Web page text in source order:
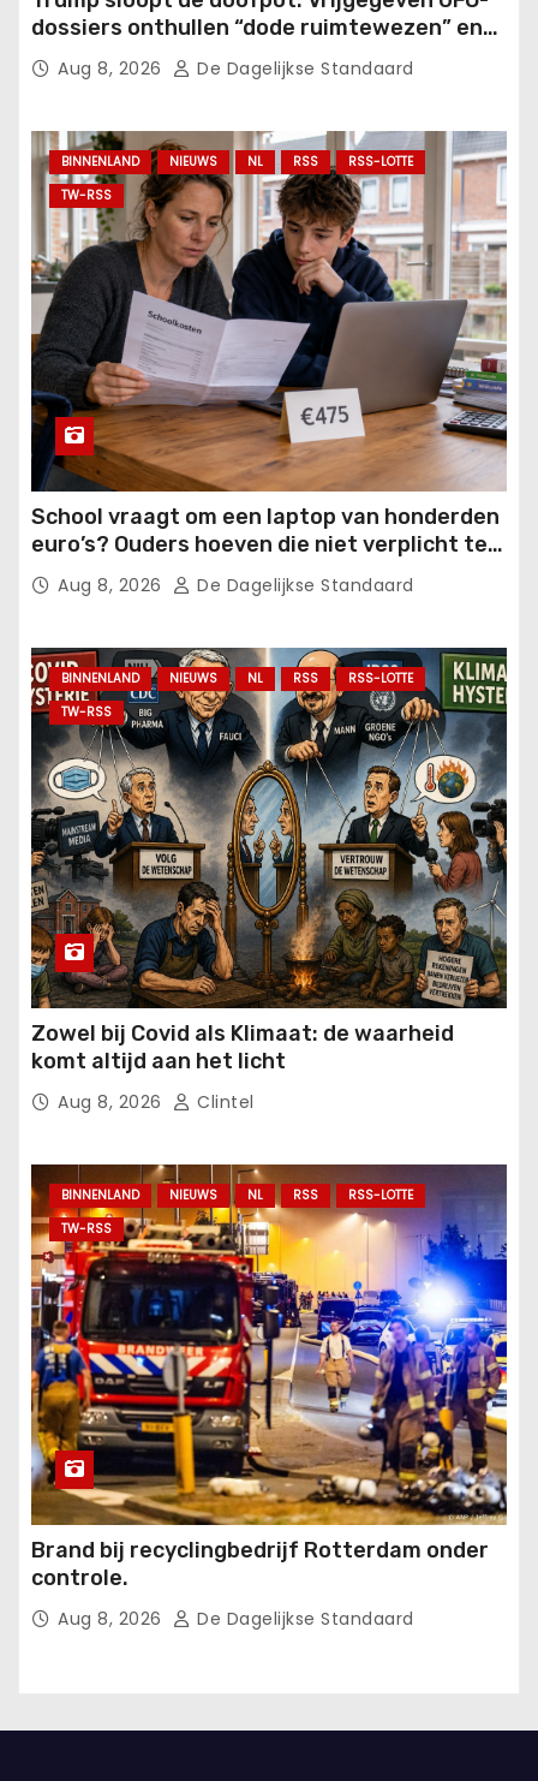
dossiers onthullen “dode ruimtewezen” en
mysterieuze verschijningen!.
Aug 8, 2026 De Dagelijkse Standaard
BINNENLAND NIEUWS NL RSS
RSS-LOTTE
TW-RSS
School vraagt om een laptop van honderden
euro’s? Ouders hoeven die niet verplicht te
betalen.
Aug 8, 2026 De Dagelijkse Standaard
BINNENLAND NIEUWS NL RSS
RSS-LOTTE
TW-RSS
Zowel bij Covid als Klimaat: de waarheid
komt altijd aan het licht
Aug 8, 2026 Clintel
BINNENLAND NIEUWS NL RSS
RSS-LOTTE
TW-RSS
Brand bij recyclingbedrijf Rotterdam onder
controle.
Aug 8, 2026 De Dagelijkse Standaard